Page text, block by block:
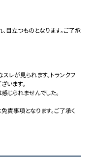
目立つものとなります。ご了承
レが見られます。トランクフ
います。
じられませんでした。
事項となります。ご了承く